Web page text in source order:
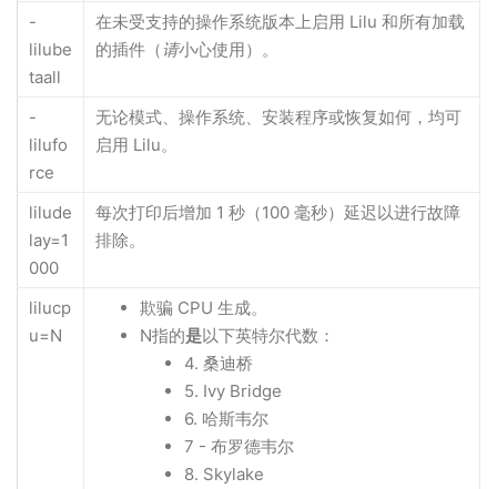
-
lilube
taall
在未受支持的操作系统版本上启用 Lilu 和所有加载
的插件（请小心使用）。
-
lilufo
rce
无论模式、操作系统、安装程序或恢复如何，均可
启用 Lilu。
lilude
lay=1
000
每次打印后增加 1 秒（100 毫秒）延迟以进行故障
排除。
lilucp
u=N
欺骗 CPU 生成。
N指的是以下英特尔代数：
4. 桑迪桥
5. Ivy Bridge
6. 哈斯韦尔
7 - 布罗德韦尔
8. Skylake